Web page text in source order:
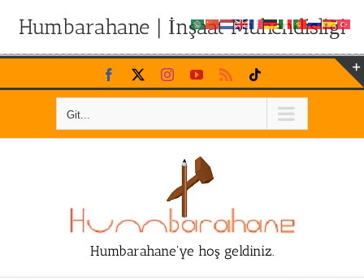
Humbarahane | İnşaat Mühendisliği
Skip
to
Facebook InstagramYouTubeRss
Git...
Humbarahane'ye hoş geldiniz.